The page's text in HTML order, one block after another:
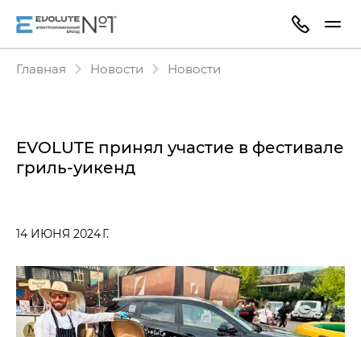
Главная Новости Новости
EVOLUTE принял участие в фестивале
гриль-уикенд
14 ИЮНЯ 2024 Г.